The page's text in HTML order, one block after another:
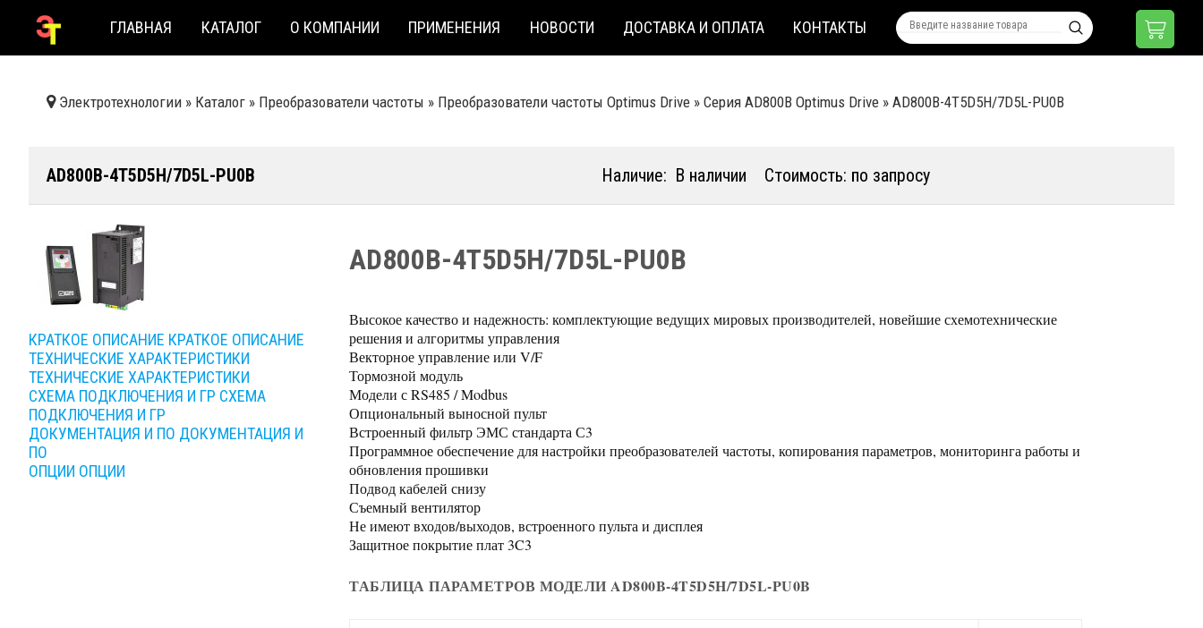
ГЛАВНАЯ КАТАЛОГ О КОМПАНИИ ПРИМЕНЕНИЯ НОВОСТИ ДОСТАВКА И ОПЛАТА КОНТАКТЫ
Электротехнологии » Каталог » Преобразователи частоты » Преобразователи частоты Optimus Drive » Серия AD800B Optimus Drive » AD800B-4T5D5H/7D5L-PU0B
AD800B-4T5D5H/7D5L-PU0B Наличие: В наличии Стоимость: по запросу
КРАТКОЕ ОПИСАНИЕ КРАТКОЕ ОПИСАНИЕ
ТЕХНИЧЕСКИЕ ХАРАКТЕРИСТИКИ
ТЕХНИЧЕСКИЕ ХАРАКТЕРИСТИКИ
СХЕМА ПОДКЛЮЧЕНИЯ И ГР СХЕМА
ПОДКЛЮЧЕНИЯ И ГР
ДОКУМЕНТАЦИЯ И ПО ДОКУМЕНТАЦИЯ И
ПО
ОПЦИИ ОПЦИИ
AD800B-4T5D5H/7D5L-PU0B
Высокое качество и надежность: комплектующие ведущих мировых производителей, новейшие схемотехнические
решения и алгоритмы управления
Векторное управление или V/F
Тормозной модуль
Модели с RS485 / Modbus
Опциональный выносной пульт
Встроенный фильтр ЭМС стандарта С3
Программное обеспечение для настройки преобразователей частоты, копирования параметров, мониторинга работы и
обновления прошивки
Подвод кабелей снизу
Съемный вентилятор
Не имеют входов/выходов, встроенного пульта и дисплея
Защитное покрытие плат 3C3
ТАБЛИЦА ПАРАМЕТРОВ МОДЕЛИ AD800B-4T5D5H/7D5L-PU0B